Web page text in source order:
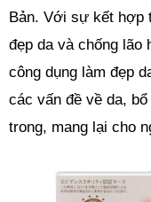
Bản. Với sự kết hợp
đẹp da và chống lão
công dụng làm đẹp
các vấn đề về da,
trong, mang lại cho